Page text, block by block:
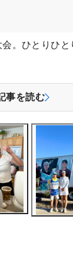
。ひとりひ
事を読む